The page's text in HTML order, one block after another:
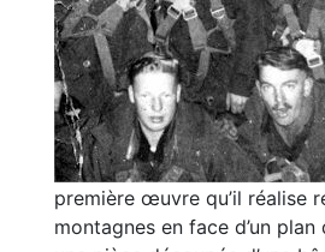
première œuvre qu’il réalise
montagnes en face d’un plan